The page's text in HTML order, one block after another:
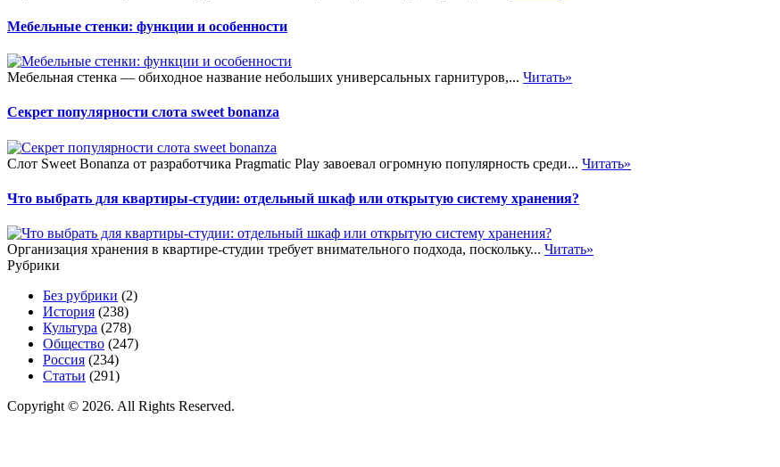
Мебельные стенки: функции и особенности
Мебельная стенка — обиходное название небольших универсальных гарнитуров,... Читать»
Секрет популярности слота sweet bonanza
Слот Sweet Bonanza от разработчика Pragmatic Play завоевал огромную популярность среди... Читать»
Что выбрать для квартиры-студии: отдельный шкаф или открытую систему хранения?
Организация хранения в квартире-студии требует внимательного подхода, поскольку... Читать»
Рубрики
Без рубрики (2)
История (238)
Культура (278)
Общество (247)
Россия (234)
Статьи (291)
Copyright © 2026. All Rights Reserved.